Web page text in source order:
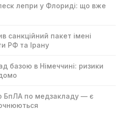
лепри у Флориді: що вже
санкційний пакет імені
РФ та Ірану
базою в Німеччині: ризики
БпЛА по медзакладу — є